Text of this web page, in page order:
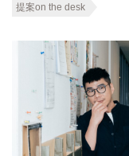
提案on the desk